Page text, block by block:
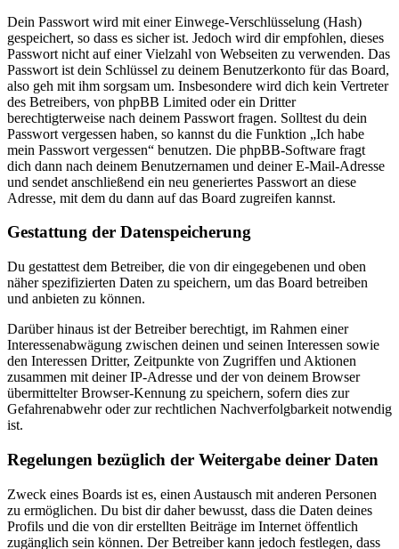
Dein Passwort wird mit einer Einwege-Verschlüsselung (Hash)
gespeichert, so dass es sicher ist. Jedoch wird dir empfohlen, dieses
Passwort nicht auf einer Vielzahl von Webseiten zu verwenden. Das
Passwort ist dein Schlüssel zu deinem Benutzerkonto für das Board,
also geh mit ihm sorgsam um. Insbesondere wird dich kein Vertreter
des Betreibers, von phpBB Limited oder ein Dritter
berechtigterweise nach deinem Passwort fragen. Solltest du dein
Passwort vergessen haben, so kannst du die Funktion „Ich habe
mein Passwort vergessen“ benutzen. Die phpBB-Software fragt
dich dann nach deinem Benutzernamen und deiner E-Mail-Adresse
und sendet anschließend ein neu generiertes Passwort an diese
Adresse, mit dem du dann auf das Board zugreifen kannst.
Gestattung der Datenspeicherung
Du gestattest dem Betreiber, die von dir eingegebenen und oben
näher spezifizierten Daten zu speichern, um das Board betreiben
und anbieten zu können.
Darüber hinaus ist der Betreiber berechtigt, im Rahmen einer
Interessenabwägung zwischen deinen und seinen Interessen sowie
den Interessen Dritter, Zeitpunkte von Zugriffen und Aktionen
zusammen mit deiner IP-Adresse und der von deinem Browser
übermittelter Browser-Kennung zu speichern, sofern dies zur
Gefahrenabwehr oder zur rechtlichen Nachverfolgbarkeit notwendig
ist.
Regelungen bezüglich der Weitergabe deiner Daten
Zweck eines Boards ist es, einen Austausch mit anderen Personen
zu ermöglichen. Du bist dir daher bewusst, dass die Daten deines
Profils und die von dir erstellten Beiträge im Internet öffentlich
zugänglich sein können. Der Betreiber kann jedoch festlegen, dass